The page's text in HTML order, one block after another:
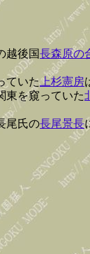
越後国長森原の
ていた上杉憲房
東を窺っていた
尾氏の長尾景長